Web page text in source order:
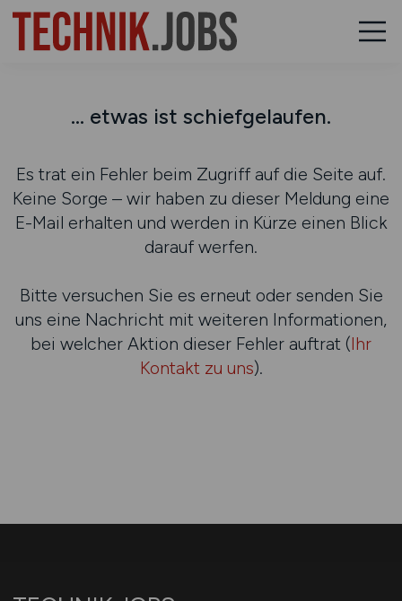
... etwas ist schiefgelaufen.
Es trat ein Fehler beim Zugriff auf die Seite auf.
Keine Sorge – wir haben zu dieser Meldung eine
E-Mail erhalten und werden in Kürze einen Blick
darauf werfen.
Bitte versuchen Sie es erneut oder senden Sie
uns eine Nachricht mit weiteren Informationen,
bei welcher Aktion dieser Fehler auftrat (Ihr
Kontakt zu uns).